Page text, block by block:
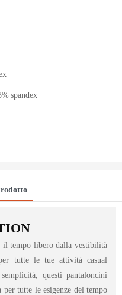
spandex
tempo libero dalla vestibilità
tutte le tue attività casual
questi pantaloncini
tutte le esigenze del tempo